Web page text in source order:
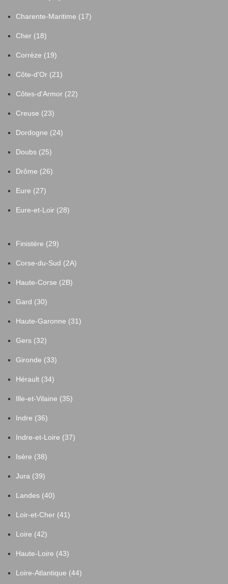
Charente-Maritime (17)
Cher (18)
Corrèze (19)
Côte-d'Or (21)
Côtes-d'Armor (22)
Creuse (23)
Dordogne (24)
Doubs (25)
Drôme (26)
Eure (27)
Eure-et-Loir (28)
Finistère (29)
Corse-du-Sud (2A)
Haute-Corse (2B)
Gard (30)
Haute-Garonne (31)
Gers (32)
Gironde (33)
Hérault (34)
Ille-et-Vilaine (35)
Indre (36)
Indre-et-Loire (37)
Isère (38)
Jura (39)
Landes (40)
Loir-et-Cher (41)
Loire (42)
Haute-Loire (43)
Loire-Atlantique (44)